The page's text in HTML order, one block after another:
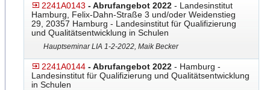
2241A0143 - Abrufangebot 2022 - Landesinstitut
Hamburg, Felix-Dahn-Straße 3 und/oder Weidenstieg
29, 20357 Hamburg - Landesinstitut für Qualifizierung
und Qualitätsentwicklung in Schulen
Hauptseminar LIA 1-2-2022, Maik Becker
2241A0144 - Abrufangebot 2022 - Hamburg -
Landesinstitut für Qualifizierung und Qualitätsentwicklung
in Schulen